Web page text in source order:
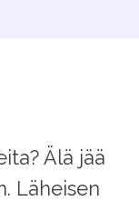
Älä jää
Läheisen